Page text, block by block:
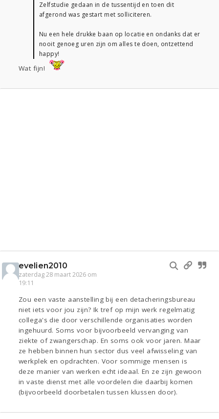
Zelfstudie gedaan in de tussentijd en toen dit
afgerond was gestart met solliciteren.
Nu een hele drukke baan op locatie en ondanks dat er
nooit genoeg uren zijn om alles te doen, ontzettend
happy!
Wat fijn!
evelien2010
zaterdag 28 maart 2026 om
19:11
Zou een vaste aanstelling bij een detacheringsbureau
niet iets voor jou zijn? Ik tref op mijn werk regelmatig
collega's die door verschillende organisaties worden
ingehuurd. Soms voor bijvoorbeeld vervanging van
ziekte of zwangerschap. En soms ook voor jaren. Maar
ze hebben binnen hun sector dus veel afwisseling van
werkplek en opdrachten. Voor sommige mensen is
deze manier van werken echt ideaal. En ze zijn gewoon
in vaste dienst met alle voordelen die daarbij komen
(bijvoorbeeld doorbetalen tussen klussen door).